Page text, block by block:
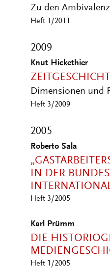
Zu den
Heft 1/2011
2009
Knut Hickethier
Dimensionen und
Heft 3/2009
2005
Roberto Sala
IN DER
Heft 3/2005
Karl Prümm
DIE
Heft 1/2005